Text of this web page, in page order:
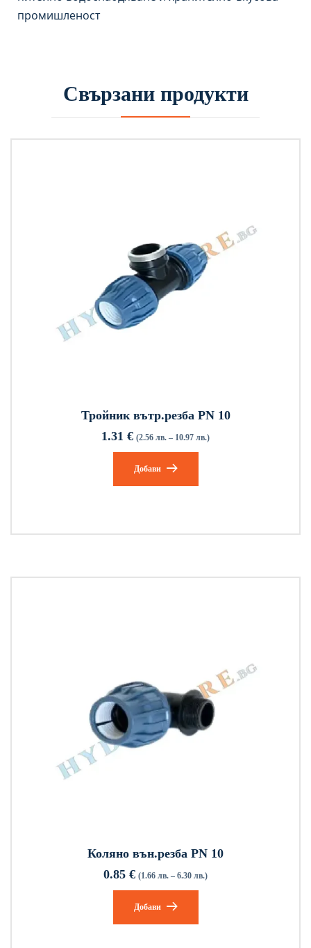
промишленост
Свързани продукти
Тройник вътр.резба PN 10
1.31 € (2.56 лв. – 10.97 лв.)
Добави
Коляно вън.резба PN 10
0.85 € (1.66 лв. – 6.30 лв.)
Добави